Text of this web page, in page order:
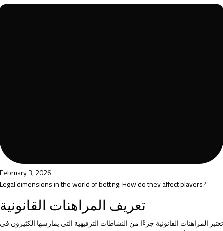
February 3, 2026
Legal dimensions in the world of betting: How do they affect players?
تعريف المراهنات القانونية
تعتبر المراهنات القانونية جزءًا من النشاطات الترفيهية التي يمارسها الكثيرون في